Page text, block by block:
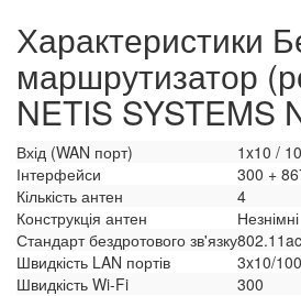
Характеристики
маршрутизатор
NETIS SYSTEMS
Вхід (WAN порт)
1x10 /
Інтерфейси
300 +
Кількість антен
4
Конструкція антен
Незнімні
Стандарт бездротового зв'язку
Швидкість LAN портів
3x10/
Швидкість Wi-Fi
300